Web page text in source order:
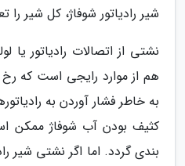
شیر رادیاتور شوفاژ، کل شیر را
نشتی از اتصالات رادیاتور یا
هم از موارد رایجی است که
به خاطر فشار آوردن به
کثیف بودن آب شوفاژ ممکن
بندی گردد. اما اگر نشتی شیر